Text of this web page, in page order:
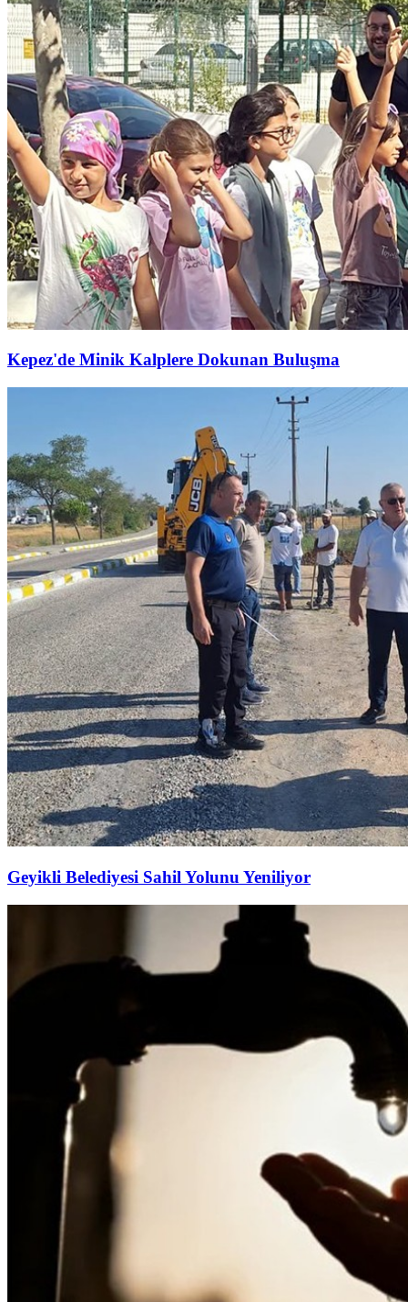
Kepez'de Minik Kalplere Dokunan Buluşma
Geyikli Belediyesi Sahil Yolunu Yeniliyor